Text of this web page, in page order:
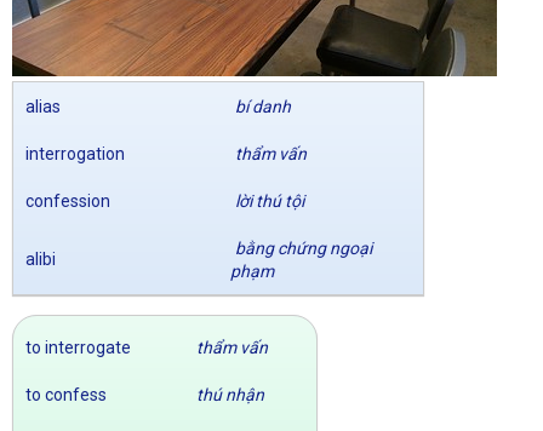
alias bí danh
interrogation thẩm vấn
confession lời thú tội
alibi
bằng chứng ngoại
phạm
to interrogate thẩm vấn
to confess thú nhận